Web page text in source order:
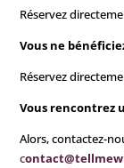
Réservez
Vous ne
Réservez
Vous rencontrez
Alors, contactez-
c